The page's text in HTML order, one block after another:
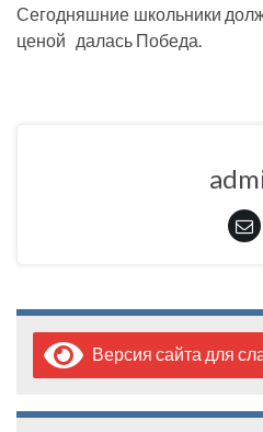
Сегодняшние школьники
ценой далась Победа.
Версия сайта для